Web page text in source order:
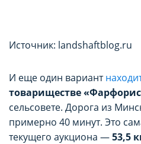
Источник: landshaftblog.ru
И еще один вариант
товариществе
сельсовете. Дорога из
примерно 40 минут. Это
текущего аукциона —53,5
НАСТРОЙТЕ
COOKIE
НАСТРОЙТЕ
COOKIE